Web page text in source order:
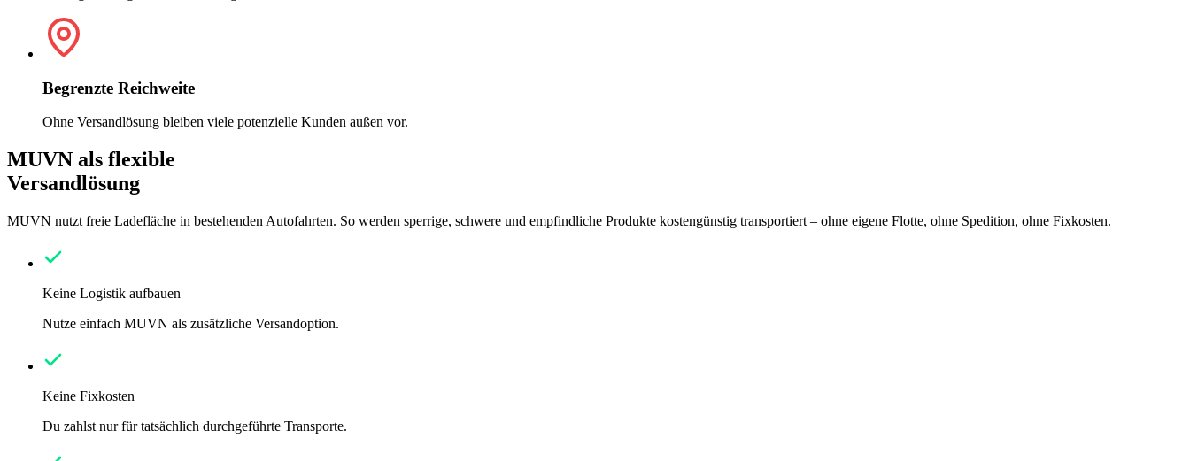
Begrenzte Reichweite
Ohne Versandlösung bleiben viele potenzielle Kunden außen vor.
MUVN als flexible
Versandlösung
MUVN nutzt freie Ladefläche in bestehenden Autofahrten. So werden sperrige, schwere und empfindliche Produkte kostengünstig transportiert – ohne eigene Flotte, ohne Spedition, ohne Fixkosten.
Keine Logistik aufbauen
Nutze einfach MUVN als zusätzliche Versandoption.
Keine Fixkosten
Du zahlst nur für tatsächlich durchgeführte Transporte.